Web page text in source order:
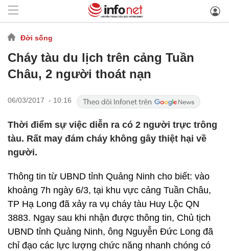
Đời sống
Cháy tàu du lịch trên cảng Tuần
Châu, 2 người thoát nạn
06/03/2017 - 10:16
Thời điểm sự việc diễn ra có 2 người trực trông
tàu. Rất may đám cháy không gây thiệt hại về
người.
Thông tin từ UBND tỉnh Quảng Ninh cho biết: vào
khoảng 7h ngày 6/3, tại khu vực cảng Tuần Châu,
TP Hạ Long đã xảy ra vụ cháy tàu Huy Lộc QN
3883. Ngay sau khi nhận được thông tin, Chủ tịch
UBND tỉnh Quảng Ninh, ông Nguyễn Đức Long đã
chỉ đạo các lực lượng chức năng nhanh chóng có